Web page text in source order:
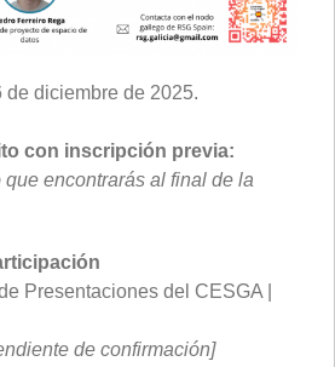
de diciembre de 2025.
con inscripción previa:
encontrarás al final de la
Presentaciones del CESGA |
de confirmación]